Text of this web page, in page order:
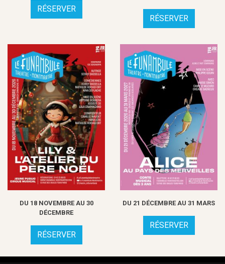
RÉSERVER
RÉSERVER
DU 18 NOVEMBRE AU 30
DÉCEMBRE
RÉSERVER
DU 21 DÉCEMBRE AU 31 MARS
RÉSERVER